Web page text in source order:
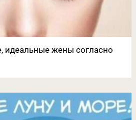
идеальные жены согласно